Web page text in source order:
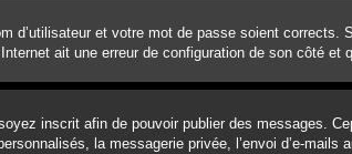
d’utilisateur et votre mot de passe soient corrects.
ait une erreur de configuration de son côté et
inscrit afin de pouvoir publier des messages.
la messagerie privée, l’envoi d’e-mails